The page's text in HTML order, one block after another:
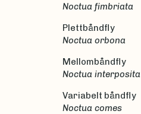
Noctua fimbriata
Plettbåndfly
Noctua orbona
Mellombåndfly
Noctua interposita
Variabelt båndfly
Noctua comes